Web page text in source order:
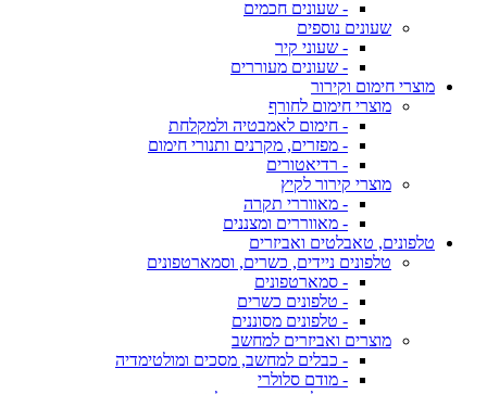
- שעונים חכמים
שעונים נוספים
- שעוני קיר
- שעונים מעוררים
מוצרי חימום וקירור
מוצרי חימום לחורף
- חימום לאמבטיה ולמקלחת
- מפזרים, מקרנים ותנורי חימום
- רדיאטורים
מוצרי קירור לקיץ
- מאווררי תקרה
- מאווררים ומצננים
טלפונים, טאבלטים ואביזרים
טלפונים ניידים, כשרים, וסמארטפונים
- סמארטפונים
- טלפונים כשרים
- טלפונים מסוננים
מוצרים ואביזרים למחשב
- כבלים למחשב, מסכים ומולטימדיה
- מודם סלולרי